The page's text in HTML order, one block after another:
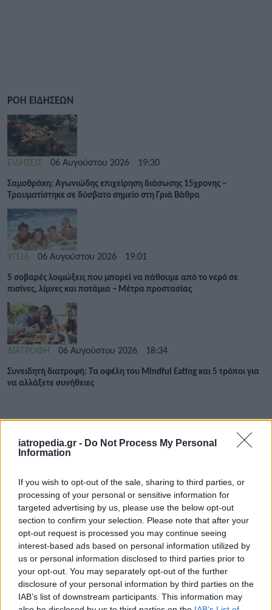
iatropedia.gr - Do Not Process My Personal
Information
If you wish to opt-out of the sale, sharing to third parties, or
processing of your personal or sensitive information for
targeted advertising by us, please use the below opt-out
section to confirm your selection. Please note that after your
opt-out request is processed you may continue seeing
interest-based ads based on personal information utilized by
us or personal information disclosed to third parties prior to
your opt-out. You may separately opt-out of the further
disclosure of your personal information by third parties on the
IAB’s list of downstream participants. This information may
ΡΟΗ ΕΙΔΗΣΕΩΝ
ΕΙΔΗΣΕΙΣ 06 Αυγούστου 2026 19:30
Σαμοθράκη: Αγωνιώδης επιχείρηση διάσωσης 15χρονης –
Τραυματίστηκε σε δύσβατο σημείο στη Γριά Βάθρα
ΥΓΕΙΑ 06 Αυγούστου 2026 19:01
5 σοβαρές λοιμώξεις που μπορεί να πάθουμε από το νερό σε
πισίνες, λίμνες και ποτάμια – Μέτρα προστασίας
ΔΙΑΤΡΟΦΗ 06 Αυγούστου 2026 18:34
Συνειδητή διατροφή: Τα οφέλη του Mindful Eating και 5 τρόποι για
να αλλάξετε συνήθειες